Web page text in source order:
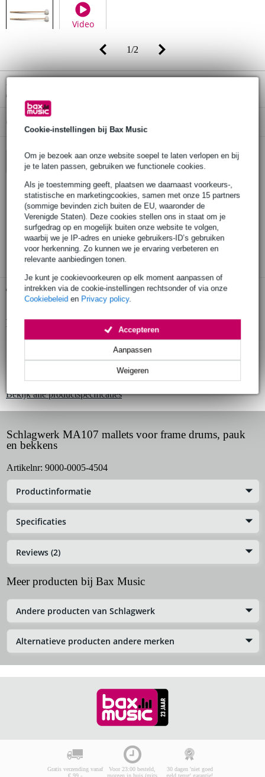
Cookie-instellingen bij Bax Music
Om je bezoek aan onze website soepel te laten verlopen en bij
je te laten passen, gebruiken we functionele cookies.
Als je toestemming geeft, plaatsen we daarnaast voorkeurs-,
statistische en marketingcookies, samen met onze 15 partners
(sommige bevinden zich buiten de EU, waaronder de
Verenigde Staten). Deze cookies stellen ons in staat om je
surfgedrag op en mogelijk buiten onze website te volgen,
waarbij we je IP-adres en unieke gebruikers-ID’s gebruiken
voor herkenning. Zo kunnen we je ervaring verbeteren en
relevante aanbiedingen tonen.
Je kunt je cookievoorkeuren op elk moment aanpassen of
intrekken via de cookie-instellingen rechtsonder of via onze
Cookiebeleid en Privacy policy.
Weigeren
Aanpassen
Accepteren
Video
1/2
Adviesprijs
€ 32,-
In winkelwagen
Bestel voor 23:00 = over circa 11 werkdagen in huis
30 dagen 'niet goed geld terug' garantie
3 jaar Bax Music garantie
Gratis ophalen in de winkel
Productinformatie
Schlagwerk MA107 mallets voor frame drums, pauk en bekkens
set van twee stokken
geschikt voor pauk, frame drums en bekkens
Bekijk alle productspecificaties
Schlagwerk MA107 mallets voor frame drums, pauk
en bekkens
Artikelnr: 9000-0005-4504
Productinformatie
Specificaties
Reviews (2)
Meer producten bij Bax Music
Andere producten van Schlagwerk
Alternatieve producten andere merken
Gratis verzending vanaf
€ 99,-
Voor 23:00 besteld,
morgen in huis (mits
30 dagen 'niet goed
geld terug' garantie!